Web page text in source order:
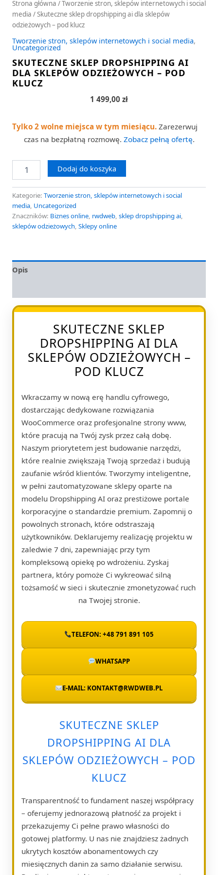
Strona główna /Tworzenie stron, sklepów internetowych i social
media / Skuteczne sklep dropshipping ai dla sklepów
odzieżowych – pod klucz
Tworzenie stron, sklepów internetowych i social media,
Uncategorized
SKUTECZNE SKLEP DROPSHIPPING AI
DLA SKLEPÓW ODZIEŻOWYCH – POD
KLUCZ
1 499,00 zł
Tylko 2 wolne miejsca w tym miesiącu. Zarezerwuj
czas na bezpłatną rozmowę. Zobacz pełną ofertę.
Dodaj do koszyka
Kategorie: Tworzenie stron, sklepów internetowych i social
media, Uncategorized
Znaczników: Biznes online, rwdweb, sklep dropshipping ai,
sklepów odzieżowych, Sklepy online
Opis
SKUTECZNE SKLEP
DROPSHIPPING AI DLA
SKLEPÓW ODZIEŻOWYCH –
POD KLUCZ
Wkraczamy w nową erę handlu cyfrowego,
dostarczając dedykowane rozwiązania
WooCommerce oraz profesjonalne strony www,
które pracują na Twój zysk przez całą dobę.
Naszym priorytetem jest budowanie narzędzi,
które realnie zwiększają Twoją sprzedaż i budują
zaufanie wśród klientów. Tworzymy inteligentne,
w pełni zautomatyzowane sklepy oparte na
modelu Dropshipping AI oraz prestiżowe portale
korporacyjne o standardzie premium. Zapomnij o
powolnych stronach, które odstraszają
użytkowników. Deklarujemy realizację projektu w
zaledwie 7 dni, zapewniając przy tym
kompleksową opiekę po wdrożeniu. Zyskaj
partnera, który pomoże Ci wykreować silną
tożsamość w sieci i skutecznie zmonetyzować ruch
na Twojej stronie.
TELEFON: +48 791 891 105
WHATSAPP
E-MAIL: KONTAKT@RWDWEB.PL
SKUTECZNE SKLEP
DROPSHIPPING AI DLA
SKLEPÓW ODZIEŻOWYCH – POD
KLUCZ
Transparentność to fundament naszej współpracy
– oferujemy jednorazową płatność za projekt i
przekazujemy Ci pełne prawo własności do
gotowej platformy. U nas nie znajdziesz żadnych
ukrytych kosztów abonamentowych czy
miesięcznych danin za samo działanie serwisu.